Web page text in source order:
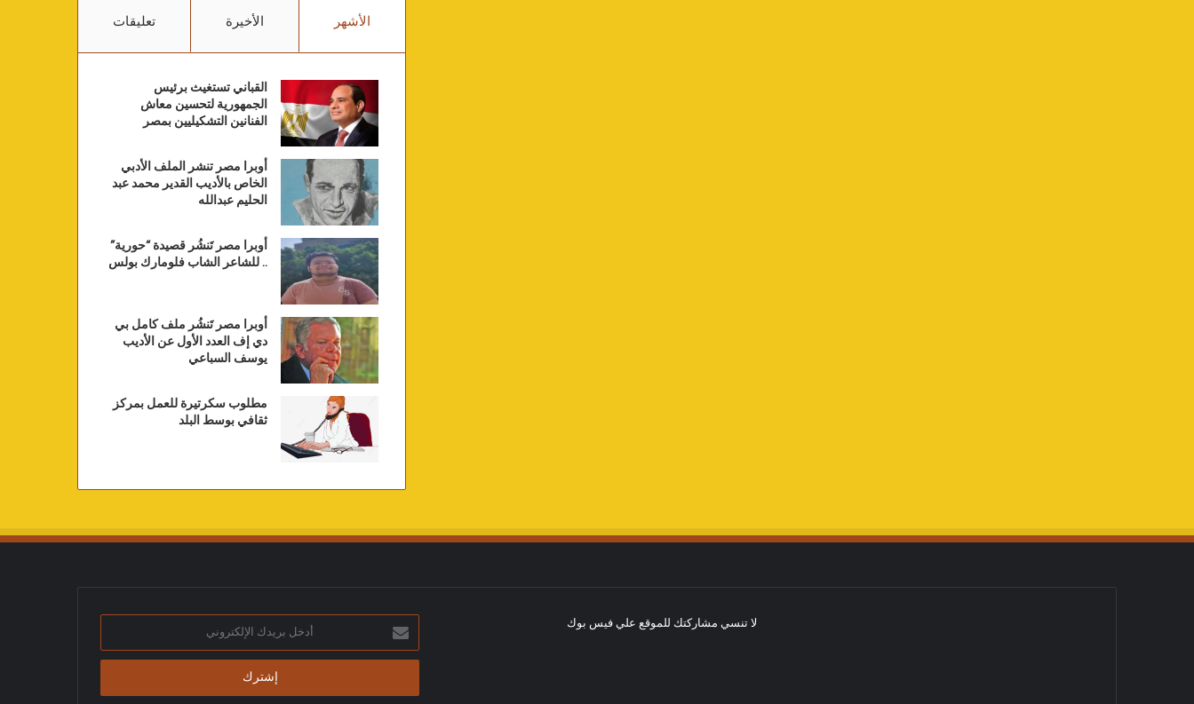
الأشهر الأخيرة تعليقات
القباني تستغيث برئيس
الجمهورية لتحسين معاش
الفنانين التشكيليين بمصر
أوبرا مصر تنشر الملف الأدبي
الخاص بالأديب القدير محمد عبد
الحليم عبدالله
أوبرا مصر تَنشُر قصيدة “حورية”
.. للشاعر الشاب فلومارك بولس
أوبرا مصر تَنشُر ملف كامل بي
دي إف العدد الأول عن الأديب
يوسف السباعي
مطلوب سكرتيرة للعمل بمركز
ثقافي بوسط البلد
لا تنسي مشاركتك للموقع علي فيس بوك
أدخل
بريدك
الإلكتروني